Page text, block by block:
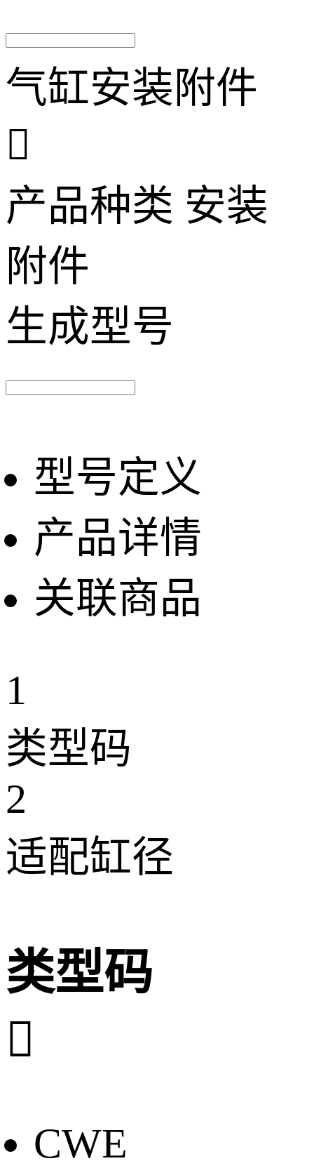
气缸安装附件

产品种类 安装
附件
生成型号
型号定义
产品详情
关联商品
1
类型码
2
适配缸径
类型码

CWE